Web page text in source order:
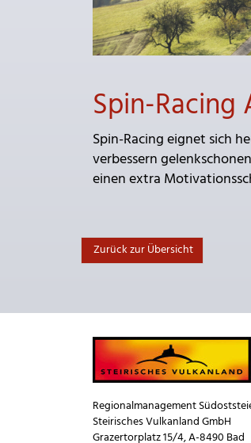
Spin-
Spin-Racing eignet sich
verbessern
einen extra
Zurück zur Übersicht
Regionalmanagement
Steirisches Vulkanland GmbH
Grazertorplatz 15/4, A-8490 Bad